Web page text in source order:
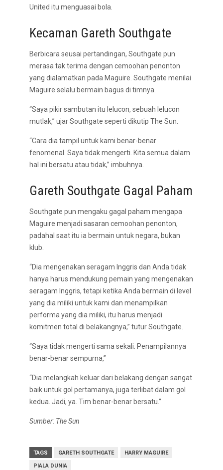
United itu menguasai bola.
Kecaman Gareth Southgate
Berbicara seusai pertandingan, Southgate pun
merasa tak terima dengan cemoohan penonton
yang dialamatkan pada Maguire. Southgate menilai
Maguire selalu bermain bagus di timnya.
“Saya pikir sambutan itu lelucon, sebuah lelucon
mutlak,” ujar Southgate seperti dikutip The Sun.
“Cara dia tampil untuk kami benar-benar
fenomenal. Saya tidak mengerti. Kita semua dalam
hal ini bersatu atau tidak,” imbuhnya.
Gareth Southgate Gagal Paham
Southgate pun mengaku gagal paham mengapa
Maguire menjadi sasaran cemoohan penonton,
padahal saat itu ia bermain untuk negara, bukan
klub.
“Dia mengenakan seragam Inggris dan Anda tidak
hanya harus mendukung pemain yang mengenakan
seragam Inggris, tetapi ketika Anda bermain di level
yang dia miliki untuk kami dan menampilkan
performa yang dia miliki, itu harus menjadi
komitmen total di belakangnya,” tutur Southgate.
“Saya tidak mengerti sama sekali. Penampilannya
benar-benar sempurna,”
“Dia melangkah keluar dari belakang dengan sangat
baik untuk gol pertamanya, juga terlibat dalam gol
kedua. Jadi, ya. Tim benar-benar bersatu.”
Sumber: The Sun
TAGS GARETH SOUTHGATE
HARRY MAGUIRE
PIALA DUNIA